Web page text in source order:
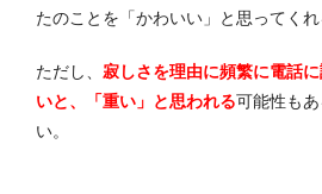
たのことを「かわいい」と思ってくれ
ただし、 寂しさを理由に頻繁に電話
いと、「重い」と思われる可能性も
い。